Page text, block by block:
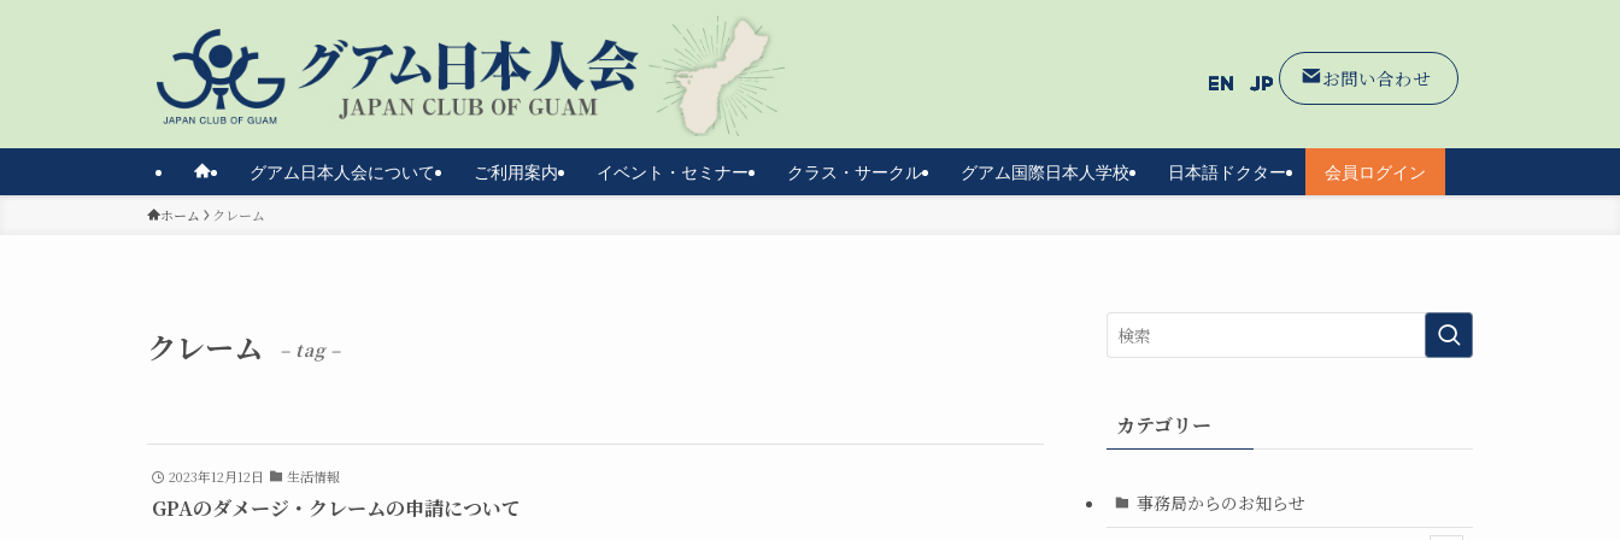
グアム日本人会について ご利用案内 イベント・セミナー クラス・サークル グアム国際日本人学校 日本語ドクター 会員ログイン
お問い合わせ
ホーム クレーム
クレーム – tag –
2023年12月12日 生活情報
GPAのダメージ・クレームの申請について
カテゴリー
事務局からのお知らせ